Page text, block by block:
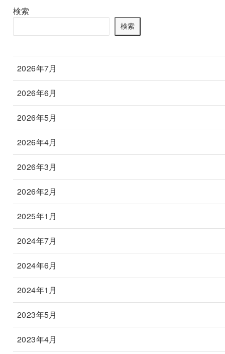
検索
検索
2026年7月
2026年6月
2026年5月
2026年4月
2026年3月
2026年2月
2025年1月
2024年7月
2024年6月
2024年1月
2023年5月
2023年4月